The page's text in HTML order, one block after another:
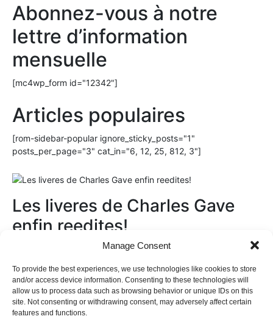
Manage Consent
To provide the best experiences, we use technologies like cookies to store
and/or access device information. Consenting to these technologies will
allow us to process data such as browsing behavior or unique IDs on this
site. Not consenting or withdrawing consent, may adversely affect certain
features and functions.
Abonnez-vous à notre
lettre d’information
mensuelle
[mc4wp_form id="12342"]
Articles populaires
[rom-sidebar-popular ignore_sticky_posts="1"
posts_per_page="3" cat_in="6, 12, 25, 812, 3"]
Les liveres de Charles Gave
enfin reedites!